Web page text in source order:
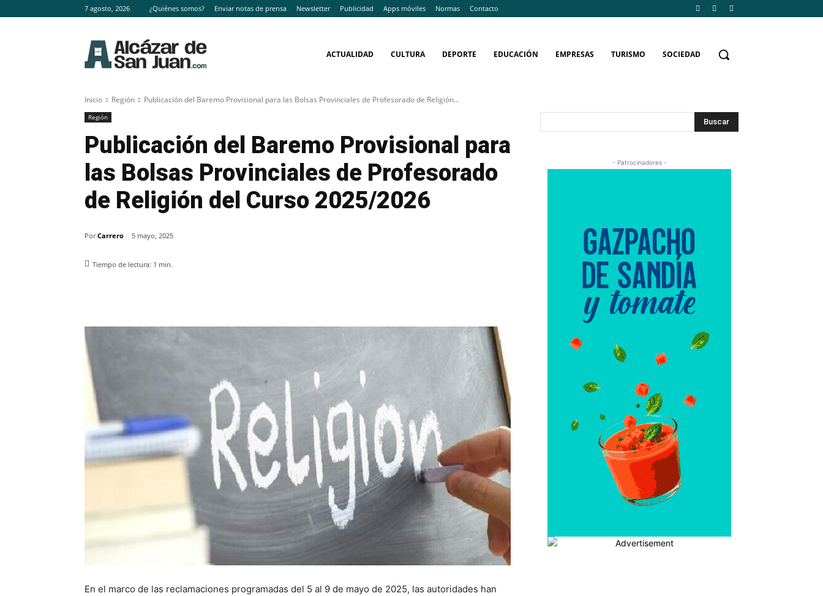
7 agosto, 2026 ¿Quiénes somos? Enviar notas de prensa Newsletter Publicidad Apps móviles Normas Contacto
ACTUALIDAD CULTURA DEPORTE EDUCACIÓN EMPRESAS TURISMO SOCIEDAD
Inicio Región Publicación del Baremo Provisional para las Bolsas Provinciales de Profesorado de Religión...
Región
Publicación del Baremo Provisional para
las Bolsas Provinciales de Profesorado
de Religión del Curso 2025/2026
Por Carrero 5 mayo, 2025
Tiempo de lectura: 1 min.
En el marco de las reclamaciones programadas del 5 al 9 de mayo de 2025, las autoridades han
Buscar
- Patrocinadores -